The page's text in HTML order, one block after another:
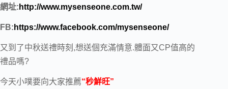
網址: http://www.mysenseone.com.tw/
FB: https://www.facebook.com/mysenseone/
又到了中秋送禮時刻,想送個充滿情意.體面又CP值高的
禮品嗎?
今天小噗要向大家推薦“秒鮮旺”